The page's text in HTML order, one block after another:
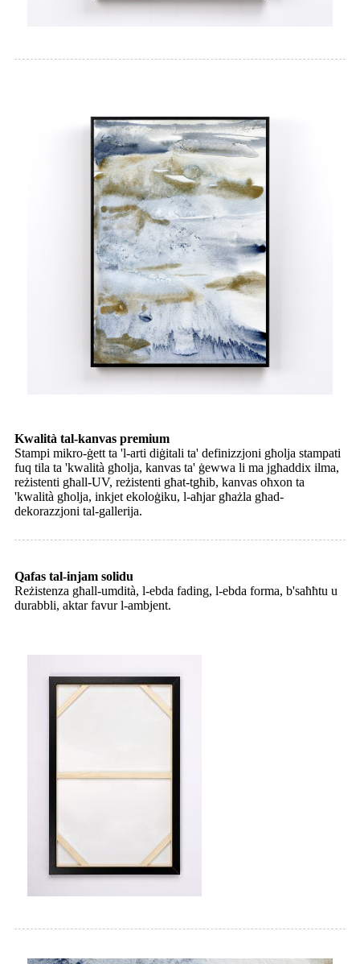
Kwalità tal-kanvas premium
Stampi mikro-ġett ta 'l-arti diġitali ta' definizzjoni għolja stampati
fuq tila ta 'kwalità għolja, kanvas ta' ġewwa li ma jgħaddix ilma,
reżistenti għall-UV, reżistenti għat-tgħib, kanvas oħxon ta
'kwalità għolja, inkjet ekoloġiku, l-aħjar għażla għad-
dekorazzjoni tal-gallerija.
Qafas tal-injam solidu
Reżistenza għall-umdità, l-ebda fading, l-ebda forma, b'saħħtu u
durabbli, aktar favur l-ambjent.